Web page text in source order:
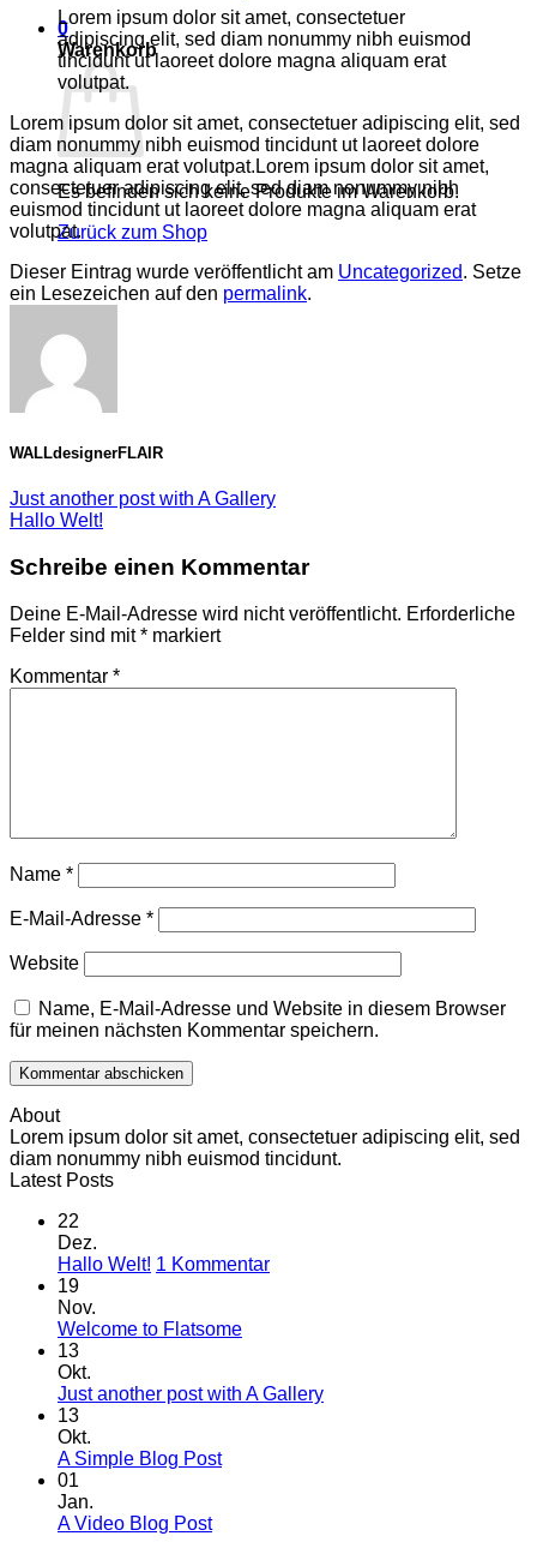
0
Warenkorb
Es befinden sich keine Produkte im Warenkorb.
Zurück zum Shop
Lorem ipsum dolor sit amet, consectetuer
adipiscing elit, sed diam nonummy nibh euismod
tincidunt ut laoreet dolore magna aliquam erat
volutpat.
Lorem ipsum dolor sit amet, consectetuer adipiscing elit, sed
diam nonummy nibh euismod tincidunt ut laoreet dolore
magna aliquam erat volutpat.Lorem ipsum dolor sit amet,
consectetuer adipiscing elit, sed diam nonummy nibh
euismod tincidunt ut laoreet dolore magna aliquam erat
volutpat.
Dieser Eintrag wurde veröffentlicht am Uncategorized. Setze
ein Lesezeichen auf den permalink.
WALLdesignerFLAIR
Just another post with A Gallery
Hallo Welt!
Schreibe einen Kommentar
Deine E-Mail-Adresse wird nicht veröffentlicht. Erforderliche
Felder sind mit* markiert
Kommentar *
Name *
E-Mail-Adresse *
Website
Name, E-Mail-Adresse und Website in diesem Browser
für meinen nächsten Kommentar speichern.
About
Lorem ipsum dolor sit amet, consectetuer adipiscing elit, sed
diam nonummy nibh euismod tincidunt.
Latest Posts
22
Dez.
Hallo Welt! 1 Kommentarzu
19
Nov.
Welcome to FlatsomeKeine
Welcome
13
Okt.
Just another post with A GalleryKeine
13
Okt.
A Simple Blog PostKeine
01
Jan.
A Video Blog PostKeine